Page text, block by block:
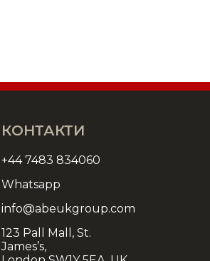
КОНТАКТИ
+44 7483 834060
Whatsapp
info@abeukgroup.com
123 Pall Mall, St.
James’s,